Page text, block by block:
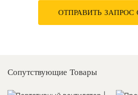
ОТПРАВИТЬ ЗАПРОС
Сопутствующие Товары